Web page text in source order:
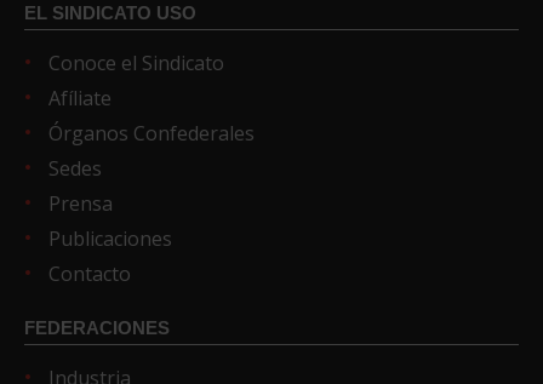
EL SINDICATO USO
Conoce el Sindicato
Afíliate
Órganos Confederales
Sedes
Prensa
Publicaciones
Contacto
FEDERACIONES
Industria